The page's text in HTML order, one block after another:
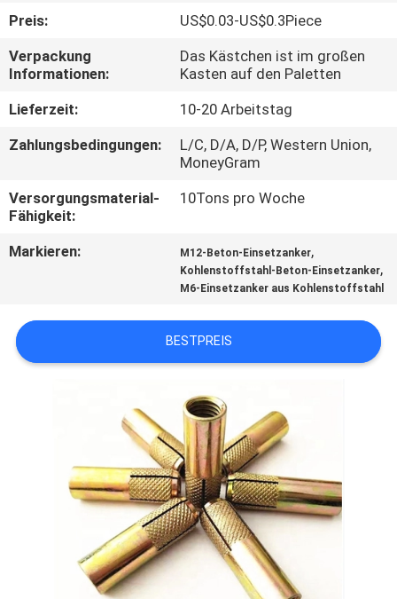
QUALITÄTSKONTROLLE
TRETEN
SIE
MIT
IN
VERBINDUNG
EIN
ZITAT
PRIVACY
POLICY
Preis:
US$0.03-US$0.3Piece
Verpackung
Informationen:
Das Kästchen ist im großen
Kasten auf den Paletten
Lieferzeit:
10-20 Arbeitstag
Zahlungsbedingungen:
L/C, D/A, D/P, Western Union,
MoneyGram
Versorgungsmaterial-
Fähigkeit:
10Tons pro Woche
Markieren: M12-Beton-Einsetzanker,
Kohlenstoffstahl-Beton-Einsetzanker,
M6-Einsetzanker aus Kohlenstoffstahl
BESTPREIS